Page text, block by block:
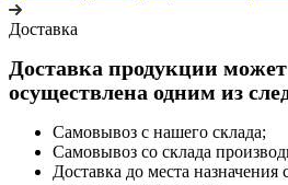
Доставка
Доставка продукции
осуществлена одним из
Самовывоз с нашего склада;
Самовывоз со склада
Доставка до места